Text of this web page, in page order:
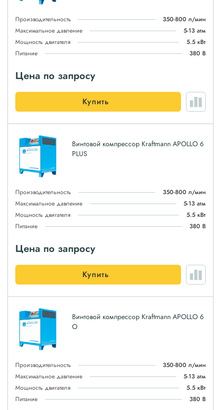
Производительность
350-800 л/мин
Максимальное давление
5-13 атм
Мощность двигателя
5.5 кВт
Питание
380 В
Цена по запросу
Купить
Винтовой компрессор Kraftmann APOLLO 6
PLUS
Производительность
350-800 л/мин
Максимальное давление
5-13 атм
Мощность двигателя
5.5 кВт
Питание
380 В
Цена по запросу
Купить
Винтовой компрессор Kraftmann APOLLO 6
O
Производительность
350-800 л/мин
Максимальное давление
5-13 атм
Мощность двигателя
5.5 кВт
Питание
380 В